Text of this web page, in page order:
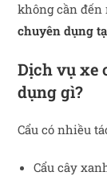
không cần
chuyên dụng
Dịch vụ xe
dụng gì?
Cẩu có nhiều
Cẩu cây